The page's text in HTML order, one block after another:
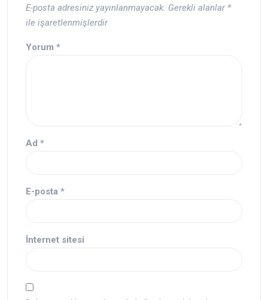
E-posta adresiniz yayınlanmayacak. Gerekli alanlar *
ile işaretlenmişlerdir
Yorum *
Ad *
E-posta *
İnternet sitesi